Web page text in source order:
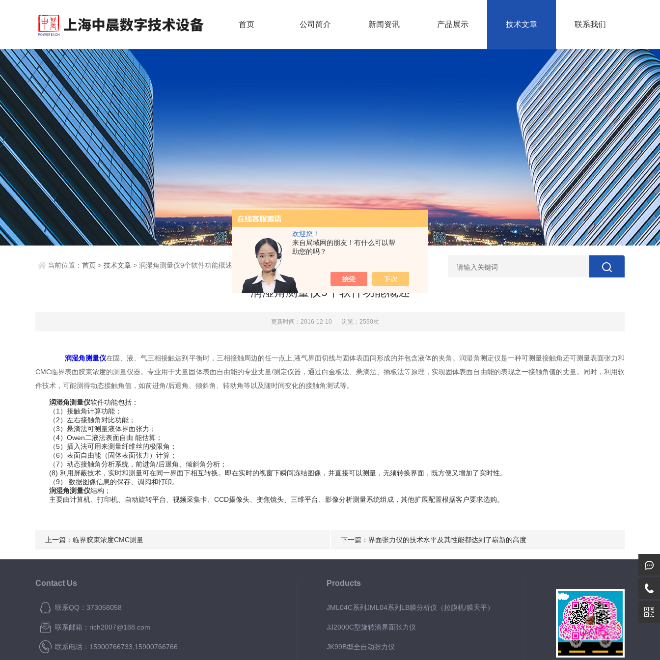
欢迎您！
来自局域网的朋友！有什么可以帮
助您的吗？
首页 公司简介 新闻资讯 产品展示 技术文章 联系我们
当前位置： 首页 > 技术文章 > 润湿角测量仪9个软件功能概述
润湿角测量仪9个软件功能概述
更新时间：2016-12-10 浏览：2590次
润湿角测量仪在固、液、气三相接触达到平衡时，三相接触周边的任一点上,液气界面切线与固体表面间形成的并包含液体的夹角。润湿角测定仪是一种可测量接触角还可测量表面张力和
CMC临界表面胶束浓度的测量仪器。专业用于丈量固体表面自由能的专业丈量/测定仪器，通过白金板法、悬滴法、插板法等原理，实现固体表面自由能的表现之一接触角值的丈量。同时，利用软
件技术，可能测得动态接触角值，如前进角/后退角、倾斜角、转动角等以及随时间变化的接触角测试等。
润湿角测量仪软件功能包括：
（1）接触角计算功能；
（2）左右接触角对比功能；
（3）悬滴法可测量液体界面张力；
（4）Owen二液法表面自由 能估算；
（5）插入法可用来测量纤维丝的极限角；
（6）表面自由能（固体表面张力）计算；
（7）动态接触角分析系统，前进角/后退角、倾斜角分析；
(8) 利用屏蔽技术，实时和测量可在同一界面下相互转换。即在实时的视窗下瞬间冻结图像，并直接可以测量，无须转换界面，既方便又增加了实时性。
（9） 数据图像信息的保存、调阅和打印。
润湿角测量仪结构；
主要由计算机、打印机、自动旋转平台、视频采集卡、CCD摄像头、变焦镜头、三维平台、影像分析测量系统组成，其他扩展配置根据客户要求选购。
上一篇： 临界胶束浓度CMC测量 下一篇： 界面张力仪的技术水平及其性能都达到了崭新的高度
Contact Us
联系QQ：373058058
联系邮箱：rich2007@188.com
联系电话：15900766733,15900766766
Products
JML04C系列JML04系列LB膜分析仪（拉膜机/膜天平）
JJ2000C型旋转滴界面张力仪
JK99B型全自动张力仪